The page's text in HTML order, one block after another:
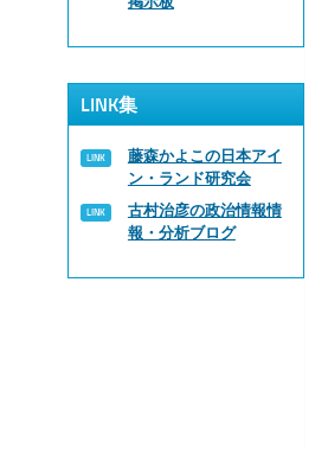
LINK集
藤森かよこの日本アイ
ン・ランド研究会
古村治彦の政治情報情
報・分析ブログ